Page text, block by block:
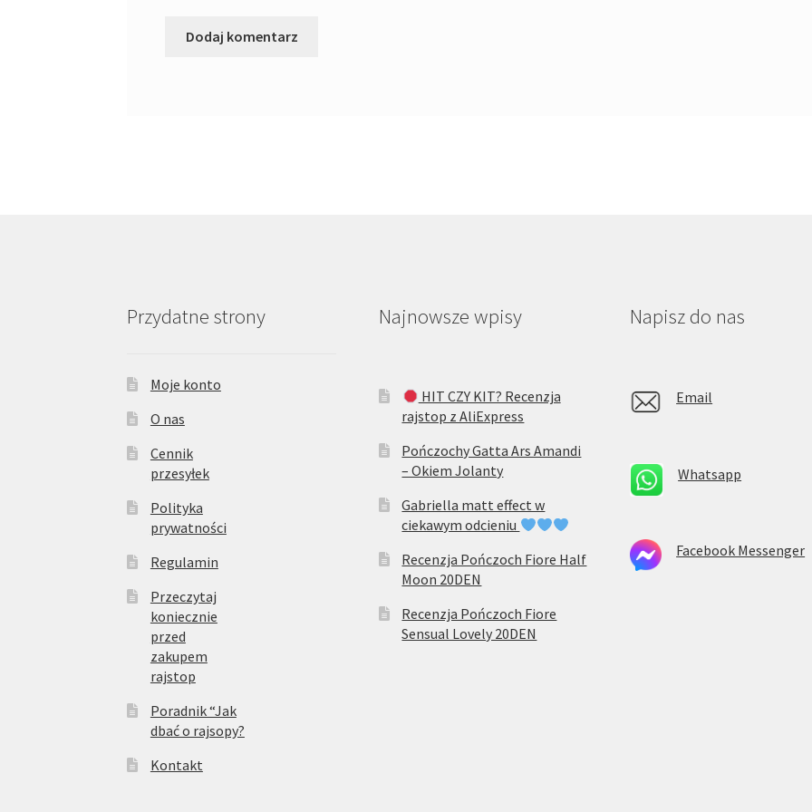
Przydatne strony
Moje konto
O nas
Cennik
przesyłek
Polityka
prywatności
Regulamin
Przeczytaj
koniecznie
przed
zakupem
rajstop
Poradnik “Jak
dbać o rajsopy?
Kontakt
Najnowsze wpisy
HIT CZY KIT? Recenzja
rajstop z AliExpress
Pończochy Gatta Ars Amandi
– Okiem Jolanty
Gabriella matt effect w
ciekawym odcieniu
Recenzja Pończoch Fiore Half
Moon 20DEN
Recenzja Pończoch Fiore
Sensual Lovely 20DEN
Napisz do nas
Email
Whatsapp
Facebook Messenger